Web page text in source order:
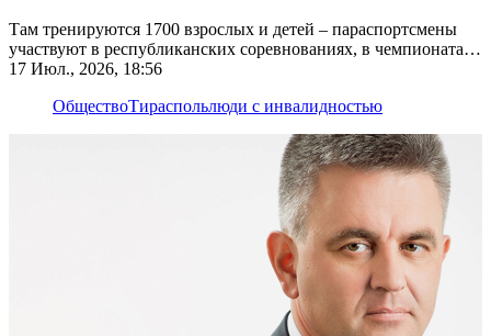
Там тренируются 1700 взрослых и детей – параспортсмены
участвуют в республиканских соревнованиях, в чемпионатах
Европы и мира
17 Июл., 2026, 18:56
ОбществоТираспольлюди с инвалидностью